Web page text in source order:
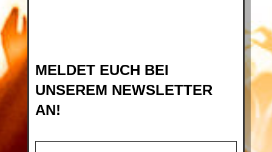
MELDET EUCH BEI
UNSEREM NEWSLETTER
AN!